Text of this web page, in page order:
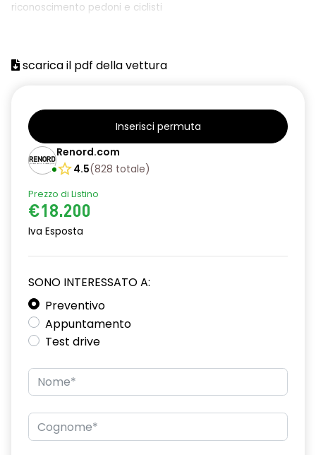
riconoscimento pedoni e ciclisti
Airbag laterali a tendina anteriori e posteriori
Alzacristalli elettrici posteriori
Barre tetto modulari nere
Bracciolo anteriore con vano portaoggetti
Chiave pieghevole a 3 pulsanti
Distance warning avviso distanza di sicurezza
Driver display con schermo TFT da 3,5''
Eco Mode
compatibile 2G/3G o 4G/5G in base al veicolo
Firma luminosa pixelata con fari full LED
HARM03
scarica il pdf della vettura
Inserisci permuta
Renord.com
4.5(828 totale)
Prezzo di Listino
€18.200
Iva Esposta
SONO INTERESSATO A:
Preventivo
Appuntamento
Test drive